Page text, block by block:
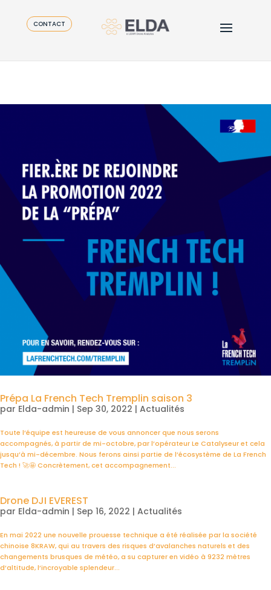
CONTACT
Prépa La French Tech Tremplin saison 3
par Elda-admin | Sep 30, 2022 | Actualités
Toute l’équipe est heureuse de vous annoncer que nous serons
accompagnés, à partir de mi-octobre, par l’opérateur Le Catalyseur et cela
jusqu’à mi-décembre. Nous ferons ainsi partie de l’écosystème de La French
Tech ! 🚀🤩 Concrètement, cet accompagnement...
Drone DJI EVEREST
par Elda-admin | Sep 16, 2022 | Actualités
En mai 2022 une nouvelle prouesse technique a été réalisée par la société
chinoise 8KRAW, qui au travers des risques d’avalanches naturels et des
changements brusques de météo, a su capturer en vidéo à 9232 mètres
d’altitude, l’incroyable splendeur...